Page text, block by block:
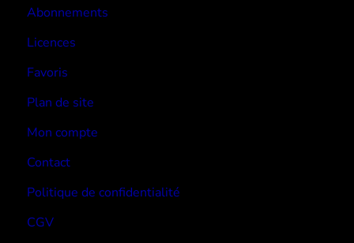
Abonnements
Licences
Favoris
Plan de site
Mon compte
Contact
Politique de confidentialité
CGV